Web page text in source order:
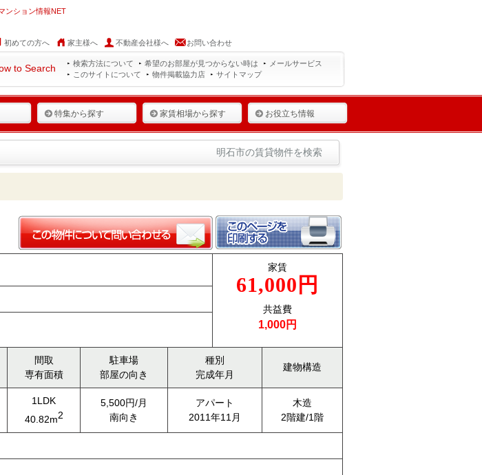
ンション情報NET
初めての方へ 家主様へ 不動産会社様へ お問い合わせ
to Search 検索方法について 希望のお部屋が見つからない時は
メールサービス
このサイトについて
物件掲載協力店 サイトマップ
特集から探す 家賃相場から探す お役立ち情報
明石市の賃貸物件を検索
家賃
61,000円
共益費
1,000円
間取
専有面積
駐車場
部屋の向き
種別
完成年月
建物構造
1LDK
40.82m2
5,500円/月
南向き
アパート
2011年11月
木造
2階建/1階